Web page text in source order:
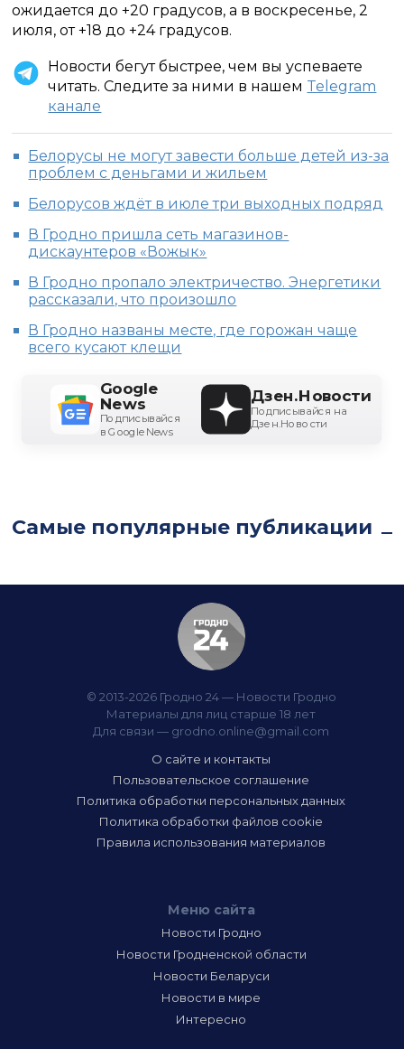
ожидается до +20 градусов, а в воскресенье, 2
июля, от +18 до +24 градусов.
Новости бегут быстрее, чем вы успеваете
читать. Следите за ними в нашем Telegram
канале
Белорусы не могут завести больше детей из-за
проблем с деньгами и жильем
Белорусов ждёт в июле три выходных подряд
В Гродно пришла сеть магазинов-
дискаунтеров «Вожык»
В Гродно пропало электричество. Энергетики
рассказали, что произошло
В Гродно названы месте, где горожан чаще
всего кусают клещи
Google
News
Подписывайся
в Google News
Дзен.Новости
Подписывайся на
Дзен.Новости
Самые популярные публикации
© 2013-2026 Гродно 24 — Новости Гродно
Материалы для лиц старше 18 лет
Для связи — grodno.online@gmail.com
О сайте и контакты
Пользовательское соглашение
Политика обработки персональных данных
Политика обработки файлов cookie
Правила использования материалов
Меню сайта
Новости Гродно
Новости Гродненской области
Новости Беларуси
Новости в мире
Интересно